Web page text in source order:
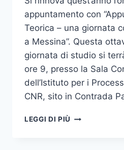
appuntamento con
Teorica – una giornata
a Messina”. Questa
giornata di studio si
ore 9, presso la Sala
dell’Istituto per i
CNR, sito in Contrada
LEGGI DI PIÙ APPUNTI